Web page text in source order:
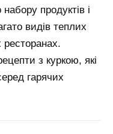
продуктів і
видів теплих
з куркою, які
гарячих